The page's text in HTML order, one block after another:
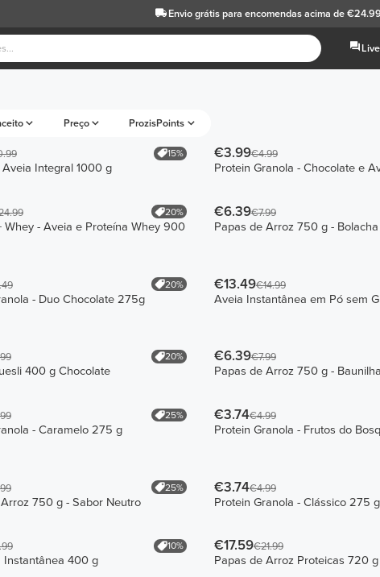
Envio grátispara encomendas acima de €24.99
Preço ProzisPoints
15%
Integral 1000 g
€3.99€4.99
Protein Granola - Chocolate e
20%
Whey - Aveia e Proteína Whey 900
€6.39€7.99
Papas de Arroz 750 g - Bolacha
20%
- Duo Chocolate 275g
€13.49€14.99
Aveia Instantânea em Pó sem
20%
400 g Chocolate
€6.39€7.99
Papas de Arroz 750 g - Baunilha
25%
- Caramelo 275 g
€3.74€4.99
Protein Granola - Frutos do
25%
750 g - Sabor Neutro
€3.74€4.99
Protein Granola - Clássico 275 g
10%
Instantânea 400 g
€17.59€21.99
Papas de Arroz Proteicas 720